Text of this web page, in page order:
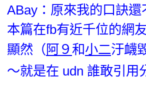
ABay：原來我的口訣
本篇在fb有近千位的網
顯然（ 阿９ 和小二汙衊
～就是在 udn 誰敢引用